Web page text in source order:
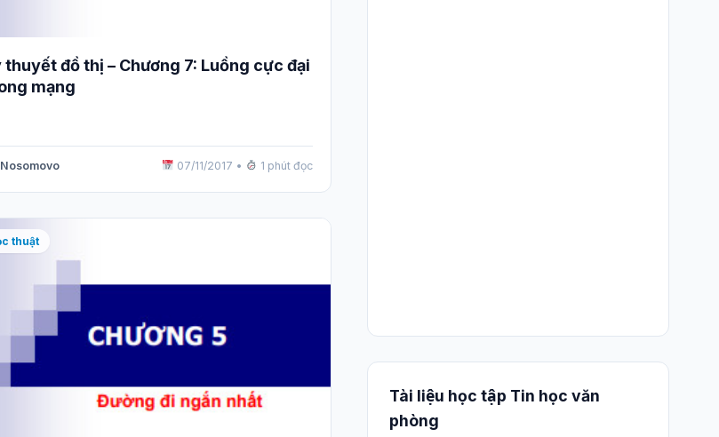
thuyết đồ thị – Chương 7: Luồng cực đại
mạng
07/11/2017 • 1 phút đọc
thuật
Tài liệu học tập Tin học văn
phòng